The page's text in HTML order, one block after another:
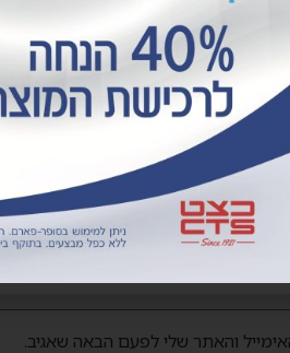
והאתר שלי לפעם הבאה שאגיב.